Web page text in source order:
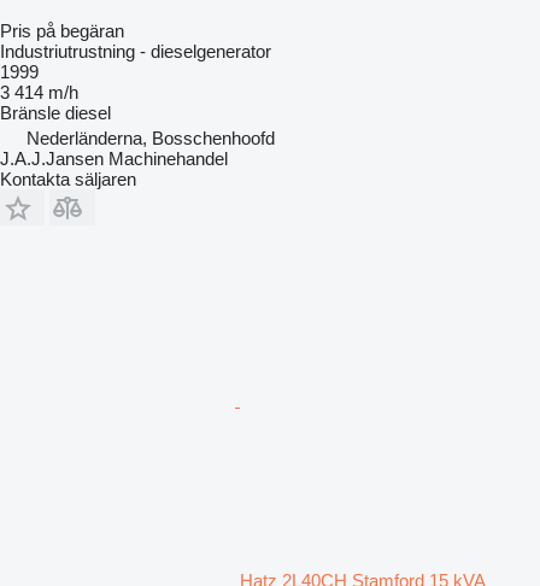
Pris på begäran
Industriutrustning - dieselgenerator
1999
3 414 m/h
Bränsle diesel
Nederländerna, Bosschenhoofd
J.A.J.Jansen Machinehandel
Kontakta säljaren
Hatz 2L40CH Stamford 15 kVA